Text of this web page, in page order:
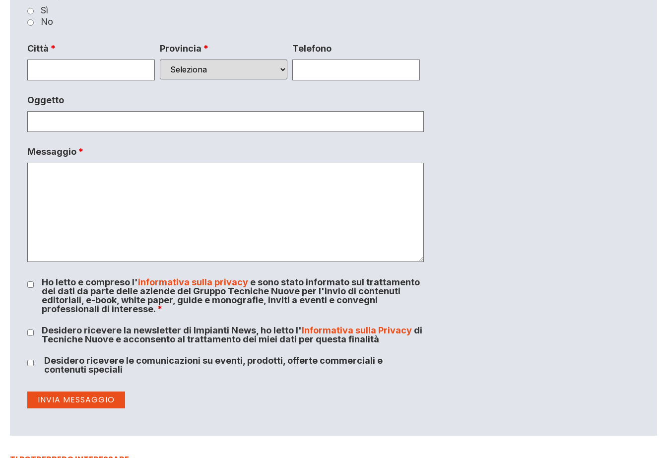
Sì
No
Città * Provincia * Telefono
Oggetto
Messaggio *
Ho letto e compreso l'informativa sulla privacye sono stato informato sul trattamento
dei dati da parte delle aziende del Gruppo Tecniche Nuove per l'invio di contenuti
editoriali, e-book, white paper, guide e monografie, inviti a eventi e convegni
professionali di interesse. *
Desidero ricevere la newsletter di Impianti News, ho letto l'Informativa sulla Privacydi
Tecniche Nuove e acconsento al trattamento dei miei dati per questa finalità
Desidero ricevere le comunicazioni su eventi, prodotti, offerte commerciali e
contenuti speciali